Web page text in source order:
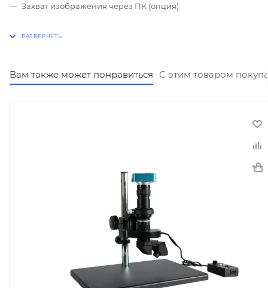
Захват изображения через ПК (опция)
Вам также может понравиться С этим товаром